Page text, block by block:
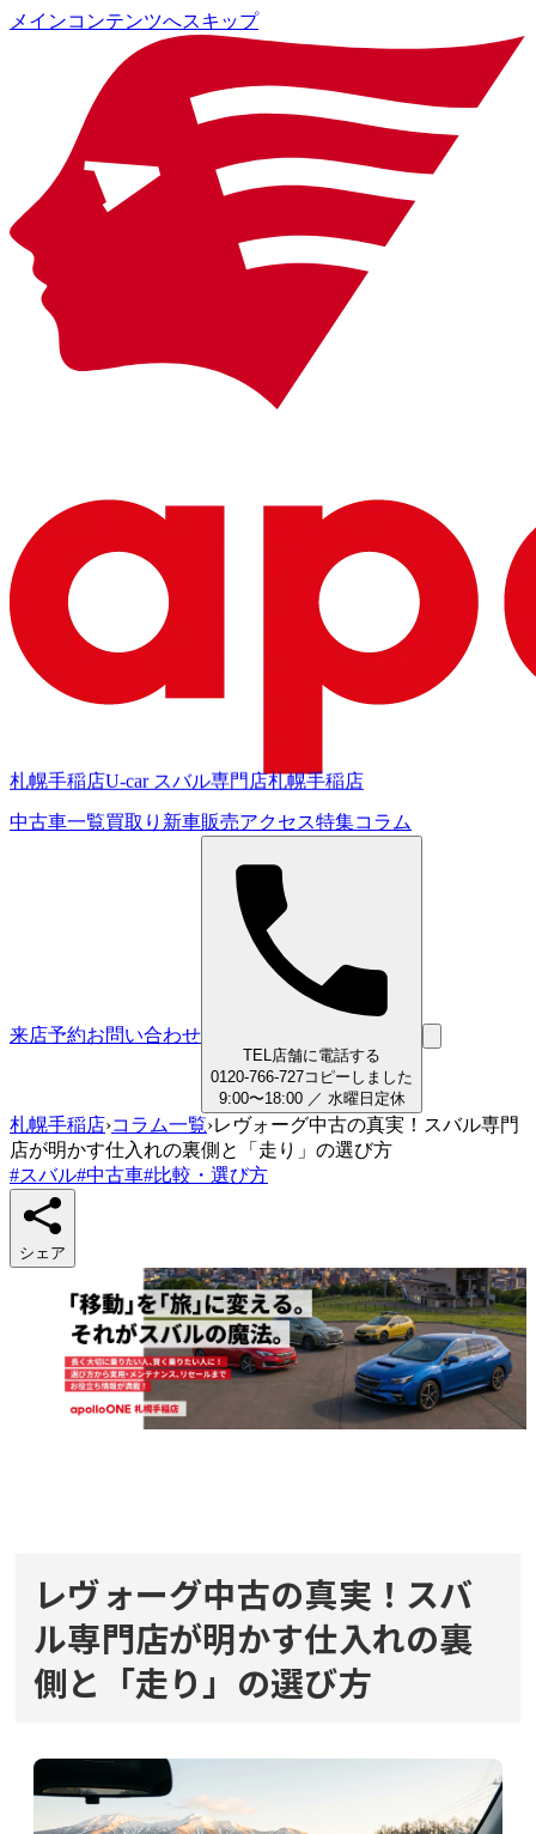
メインコンテンツへスキップ
札幌手稲店U-car スバル専門店札幌手稲店
中古車一覧買取り 新車販売アクセス特集コラム
来店予約お問い合わせ
TEL 店舗に電話する
01 20-766-727コピーしました
9:00〜18:00／ 水曜日 定休
札幌手稲店›コラム一覧›レヴォーグ中古の真実！スバル専門
店が明かす仕入れの裏側と「走り」の選び方
#スバル#中古車#比較・選び方
シェア
レヴォーグ中古の真実！スバ
ル専門店が明かす仕入れの裏
側と「走り」の選び方